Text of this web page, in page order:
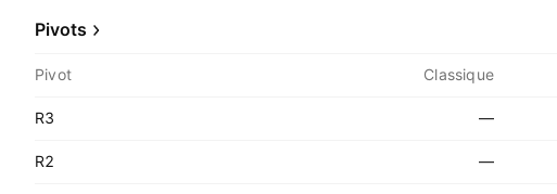
Pivots
Pivot Classique
R3 —
R2 —